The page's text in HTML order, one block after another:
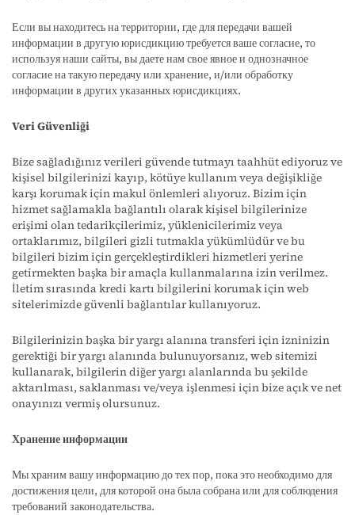
Если вы находитесь на территории, где для передачи вашей
информации в другую юрисдикцию требуется ваше согласие, то
используя наши сайты, вы даете нам свое явное и однозначное
согласие на такую передачу или хранение, и/или обработку
информации в других указанных юрисдикциях.
Veri Güvenliği
Bize sağladığınız verileri güvende tutmayı taahhüt ediyoruz ve
kişisel bilgilerinizi kayıp, kötüye kullanım veya değişikliğe
karşı korumak için makul önlemleri alıyoruz. Bizim için
hizmet sağlamakla bağlantılı olarak kişisel bilgilerinize
erişimi olan tedarikçilerimiz, yüklenicilerimiz veya
ortaklarımız, bilgileri gizli tutmakla yükümlüdür ve bu
bilgileri bizim için gerçekleştirdikleri hizmetleri yerine
getirmekten başka bir amaçla kullanmalarına izin verilmez.
İletim sırasında kredi kartı bilgilerini korumak için web
sitelerimizde güvenli bağlantılar kullanıyoruz.
Bilgilerinizin başka bir yargı alanına transferi için izninizin
gerektiği bir yargı alanında bulunuyorsanız, web sitemizi
kullanarak, bilgilerin diğer yargı alanlarında bu şekilde
aktarılması, saklanması ve/veya işlenmesi için bize açık ve net
onayınızı vermiş olursunuz.
Хранение информации
Мы храним вашу информацию до тех пор, пока это необходимо для
достижения цели, для которой она была собрана или для соблюдения
требований законодательства.